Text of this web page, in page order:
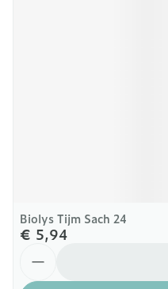
Biolys Tijm Sach 24
€ 5,94